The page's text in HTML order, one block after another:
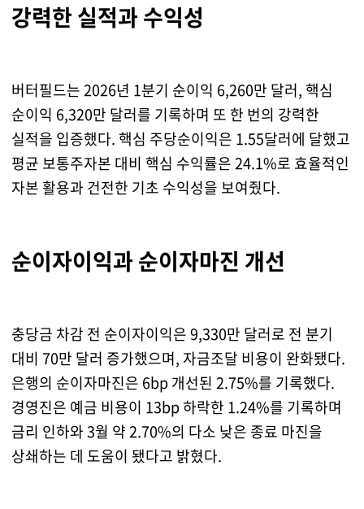
강력한 실적과 수익성
버터필드는 2026년 1분기 순이익 6,260만 달러, 핵심
순이익 6,320만 달러를 기록하며 또 한 번의 강력한
실적을 입증했다. 핵심 주당순이익은 1.55달러에 달했고
평균 보통주자본 대비 핵심 수익률은 24.1%로 효율적인
자본 활용과 건전한 기초 수익성을 보여줬다.
순이자이익과 순이자마진 개선
충당금 차감 전 순이자이익은 9,330만 달러로 전 분기
대비 70만 달러 증가했으며, 자금조달 비용이 완화됐다.
은행의 순이자마진은 6bp 개선된 2.75%를 기록했다.
경영진은 예금 비용이 13bp 하락한 1.24%를 기록하며
금리 인하와 3월 약 2.70%의 다소 낮은 종료 마진을
상쇄하는 데 도움이 됐다고 밝혔다.